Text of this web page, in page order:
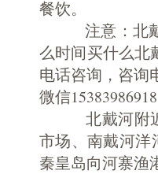
餐饮。
注意：北戴
么时间买什么北
电话咨询，咨询
微信15383986918
北戴河附近
市场、南戴河洋
秦皇岛向河寨渔